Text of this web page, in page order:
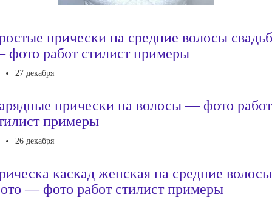
прически на средние волосы
работ стилист примеры
27 декабря
прически на волосы — фото работ
примеры
26 декабря
каскад женская на средние волосы
— фото работ стилист примеры